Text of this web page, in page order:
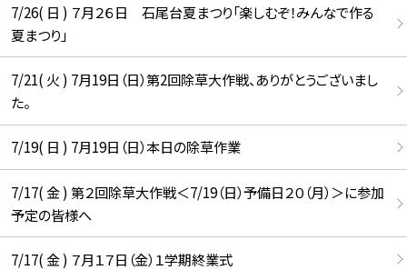
7/26( 日 ) ７月２６日 石尾台夏まつり「楽しむぞ！みんなで作る
夏まつり」
7/21( 火 ) 7月19日（日）第2回除草大作戦、ありがとうございまし
た。
7/19( 日 ) 7月19日（日）本日の除草作業
7/17( 金 ) 第２回除草大作戦＜7/19（日）予備日２０（月）＞に参加
予定の皆様へ
7/17( 金 ) ７月１７日（金）１学期終業式